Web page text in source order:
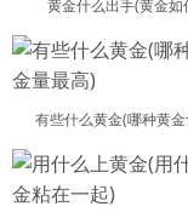
黄金什么出手(黄金如
有些什么黄金(哪种黄